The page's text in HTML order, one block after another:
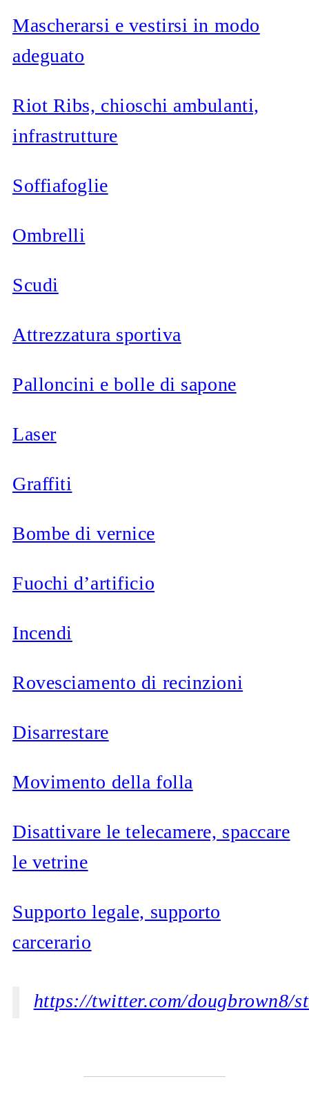
Mascherarsi e vestirsi in modo
adeguato
Riot Ribs, chioschi ambulanti,
infrastrutture
Soffiafoglie
Ombrelli
Scudi
Attrezzatura sportiva
Palloncini e bolle di sapone
Laser
Graffiti
Bombe di vernice
Fuochi d’artificio
Incendi
Rovesciamento di recinzioni
Disarrestare
Movimento della folla
Disattivare le telecamere, spaccare
le vetrine
Supporto legale, supporto
carcerario
https://twitter.com/dougbrown8/